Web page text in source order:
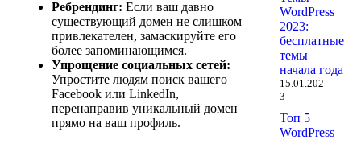
Ребрендинг: Если ваш давно
существующий домен не слишком
привлекателен, замаскируйте его
более запоминающимся.
Упрощение социальных сетей:
Упростите людям поиск вашего
Facebook или LinkedIn,
перенаправив уникальный домен
прямо на ваш профиль.
WordPress
2023:
бесплатные
темы
начала года
15.01.202
3
Топ 5
WordPress